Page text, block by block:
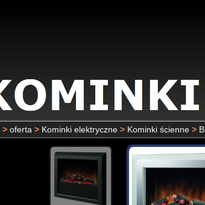
> oferta > Kominki elektryczne > Kominki ścienne >